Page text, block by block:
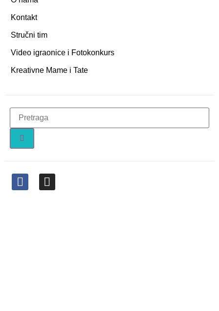
Kontakt
Stručni tim
Video igraonice i Fotokonkurs
Kreativne Mame i Tate